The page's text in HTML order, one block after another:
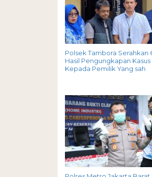
Polsek Tambora Serahkan
Hasil Pengungkapan
Kepada Pemilik Yang sah